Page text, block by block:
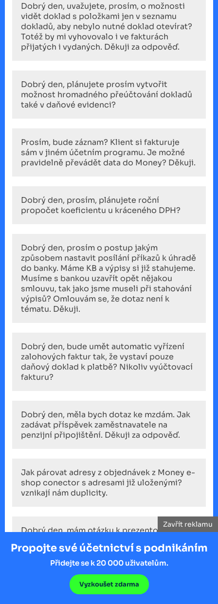
Dobrý den, uvažujete, prosím, o možnosti
vidět doklad s položkami jen v seznamu
dokladů, aby nebylo nutné doklad otevírat?
Totéž by mi vyhovovalo i ve fakturách
přijatých i vydaných. Děkuji za odpověď.
Dobrý den, plánujete prosím vytvořit
možnost hromadného přeúčtování dokladů
také v daňové evidenci?
Prosím, bude záznam? Klient si fakturuje
sám v jiném účetním programu. Je možné
pravidelně převádět data do Money? Děkuji.
Dobrý den, prosím, plánujete roční
propočet koeficientu u kráceného DPH?
Dobrý den, prosím o postup jakým
způsobem nastavit posílání příkazů k úhradě
do banky. Máme KB a výpisy si již stahujeme.
Musíme s bankou uzavřít opět nějakou
smlouvu, tak jako jsme museli při stahování
výpisů? Omlouvám se, že dotaz není k
tématu. Děkuji.
Dobrý den, bude umět automatic vyřízení
zalohových faktur tak, že vystaví pouze
daňový doklad k platbě? Nikoliv vyúčtovací
fakturu?
Dobrý den, měla bych dotaz ke mzdám. Jak
zadávat příspěvek zaměstnavatele na
penzijní připojištění. Děkuji za odpověď.
Jak párovat adresy z objednávek z Money e-
shop conector s adresami již uloženými?
vznikají nám duplicity.
Dobrý den, mám otázku k prezentovanému
zápočtu. V minulých verzích se nám nedařilo
přidat do zápočtu fakturu, na které byl
mínusový zůstatek z důvodu přeplatku. Je
Zavřít reklamu
Propojte své účetnictví s podnikáním
Přidejte se k 20 000 uživatelům.
Vyzkoušet zdarma